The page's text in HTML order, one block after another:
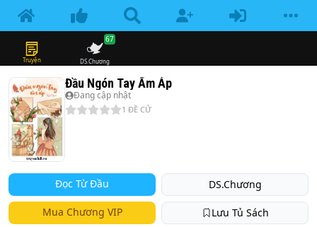
Truyện DS.Chương
67
Đầu Ngón Tay Ấm Áp
Đang cập nhật
1 ĐỀ CỬ
Đọc Từ Đầu DS.Chương
Mua Chương VIP Lưu Tủ Sách